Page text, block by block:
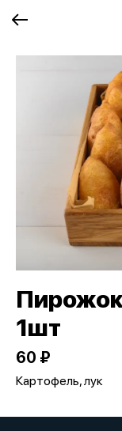
1шт
60 ₽
Картофель, лук